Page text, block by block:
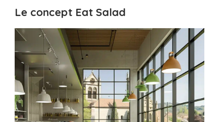
Le concept Eat Salad